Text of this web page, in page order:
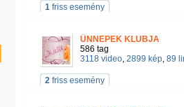
1 friss esemény
ÜNNEPEK KLUBJA
586 tag
3118 video, 2899 kép, 89
2 friss esemény